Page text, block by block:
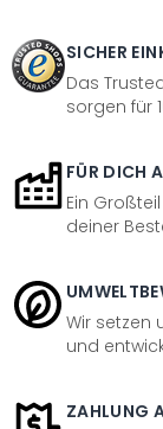
SICHER
Das
sorgen für
FÜR DICH
Ein
deiner
Wir setzen
und
ZAHLUNG